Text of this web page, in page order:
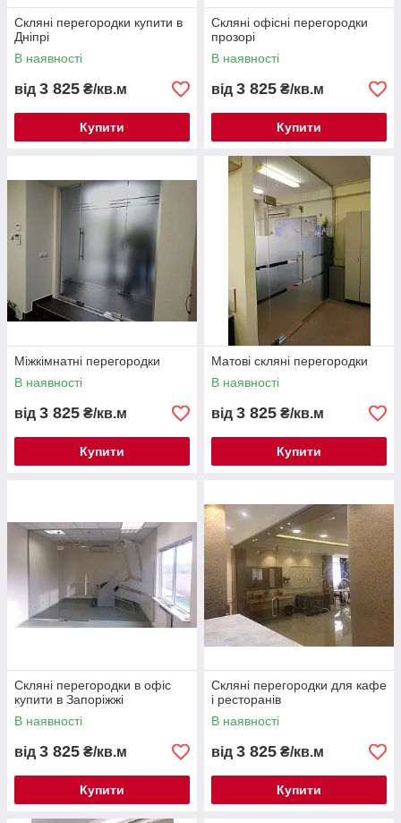
Скляні перегородки купити в
Дніпрі
В наявності
від 3 825 ₴/кв.м
Купити
Скляні офісні перегородки
прозорі
В наявності
від 3 825 ₴/кв.м
Купити
Міжкімнатні перегородки
В наявності
від 3 825 ₴/кв.м
Купити
Матові скляні перегородки
В наявності
від 3 825 ₴/кв.м
Купити
Скляні перегородки в офіс
купити в Запоріжжі
В наявності
від 3 825 ₴/кв.м
Купити
Скляні перегородки для кафе
і ресторанів
В наявності
від 3 825 ₴/кв.м
Купити